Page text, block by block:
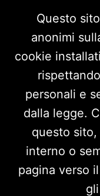
Questo
anonimi
cookie
personali e
dalla legge.
questo
interno o
pagina verso